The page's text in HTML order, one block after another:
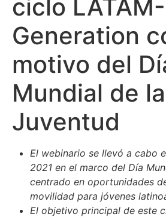
ciclo
Generation
motivo del
Mundial de la
Juventud
El webinario se llevó a cabo
2021 en el marco del Día
centrado en oportunidades
movilidad para jóvenes
El objetivo principal de este